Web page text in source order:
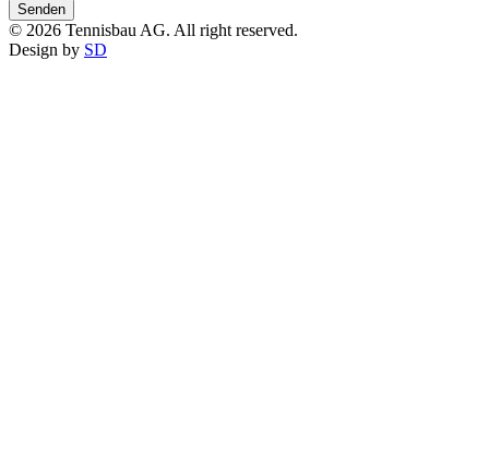
Senden
© 2026 Tennisbau AG. All right reserved.
Design by SD